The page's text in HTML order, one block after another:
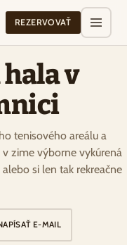
REZERVOVAŤ
v
tenisového areálu a
zime výborne vykúrená
si len tak rekreačne
E-MAIL